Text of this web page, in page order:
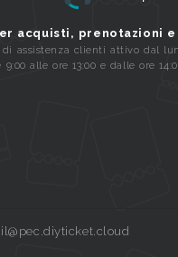
acquisti, prenotazioni e
di assistenza clienti attivo dal
9:00 alle ore 13:00 e dalle ore